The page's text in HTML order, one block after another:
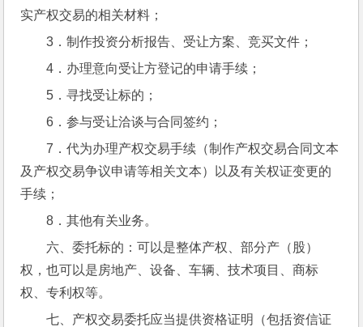
实产权交易的相关材料；
3．制作投资分析报告、受让方案、竞买文件；
4．办理意向受让方登记的申请手续；
5．寻找受让标的；
6．参与受让洽谈与合同签约；
7．代为办理产权交易手续（制作产权交易合同文本
及产权交易争议申请等相关文本）以及有关权证变更的
手续；
8．其他有关业务。
六、委托标的：可以是整体产权、部分产（股）
权，也可以是房地产、设备、车辆、技术项目、商标
权、专利权等。
七、产权交易委托应当提供资格证明（包括资信证